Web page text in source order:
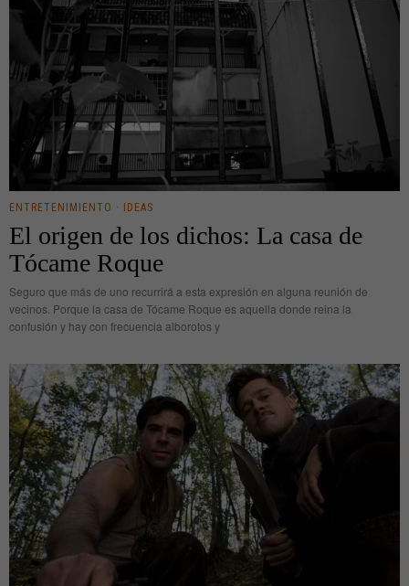
ENTRETENIMIENTO · IDEAS
El origen de los dichos: La casa de
Tócame Roque
Seguro que más de uno recurrirá a esta expresión en alguna reunión de
vecinos. Porque la casa de Tócame Roque es aquella donde reina la
confusión y hay con frecuencia alborotos y